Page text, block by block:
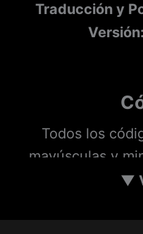
Traducción y
Versión:
Todos los
mayúsculas y
deben incluirse si
▼